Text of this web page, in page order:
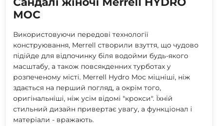
MOC
Використовуючи передові технології
конструювання, Merrell створили взуття, що чудово
підійде для відпочинку біля водойми будь-якого
масштабу, а також повсякденних турботах у
розпеченому місті. Merrell Hydro Moc міцніші, ніж
здається на перший погляд, а окрім того,
оригінальніші, ніж усім відомі "крокси". Їхній
стильний дизайн привертає увагу, а функціонал і
матеріали - вражають.